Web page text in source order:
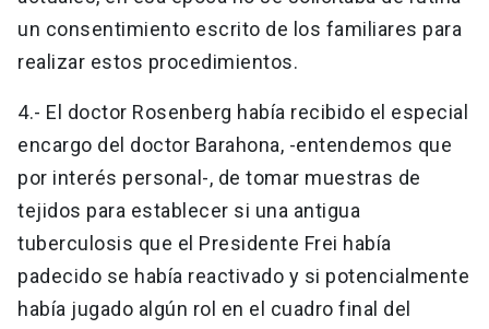
un consentimiento escrito de los familiares para
realizar estos procedimientos.
4.- El doctor Rosenberg había recibido el especial
encargo del doctor Barahona, -entendemos que
por interés personal-, de tomar muestras de
tejidos para establecer si una antigua
tuberculosis que el Presidente Frei había
padecido se había reactivado y si potencialmente
había jugado algún rol en el cuadro final del